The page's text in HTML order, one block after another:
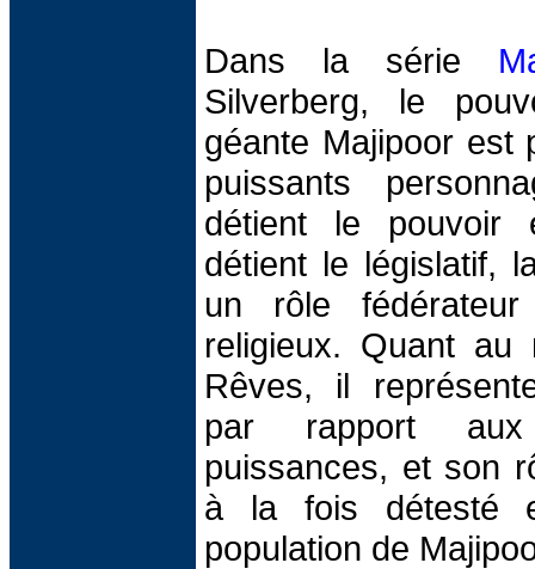
Dans la série
Silverberg, le
géante Majipoor est
puissants
détient le pouvoir
détient le législatif,
un rôle
religieux. Quant au
Rêves, il
par rapport
puissances, et son
à la fois détesté
population de